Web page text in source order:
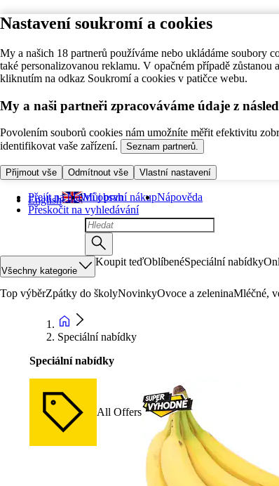
Nastavení soukromí a cookies
My a našich 18 partnerů používáme nebo ukládáme soubory
také personalizovanou reklamu. V opačném případě
kliknutím na odkaz Soukromí a cookies v patičce webu.
My a naši partneři zpracováváme údaje z
Povolením souborů cookies nám umožníte měřit efektivitu
identifikovat vaše zařízení.
Seznam partnerů.
Přijmout vše Odmítnout vše Vlastní nastavení
Přejít na hlavní obsah
Přeskočit na vyhledávání
English Můj první nákupNápověda
Všechny kategorie
Koupit teďOblíbenéSpeciální nabídky
Top výběrZpátky do školyNovinkyOvoce a zeleninaMléčné,
Speciální nabídky
Speciální nabídky
All Offers